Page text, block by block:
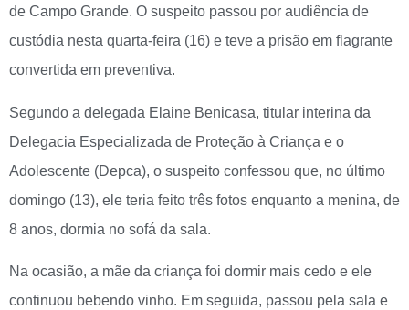
de Campo Grande. O suspeito passou por audiência de
custódia nesta quarta-feira (16) e teve a prisão em flagrante
convertida em preventiva.
Segundo a delegada Elaine Benicasa, titular interina da
Delegacia Especializada de Proteção à Criança e o
Adolescente (Depca), o suspeito confessou que, no último
domingo (13), ele teria feito três fotos enquanto a menina, de
8 anos, dormia no sofá da sala.
Na ocasião, a mãe da criança foi dormir mais cedo e ele
continuou bebendo vinho. Em seguida, passou pela sala e